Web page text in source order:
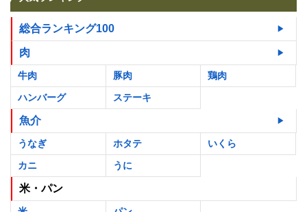
総合ランキング100
肉
牛肉 豚肉
鶏肉
ハンバーグ
ステーキ
魚介
うなぎ ホタテ
いくら
カニ
うに
米・パン